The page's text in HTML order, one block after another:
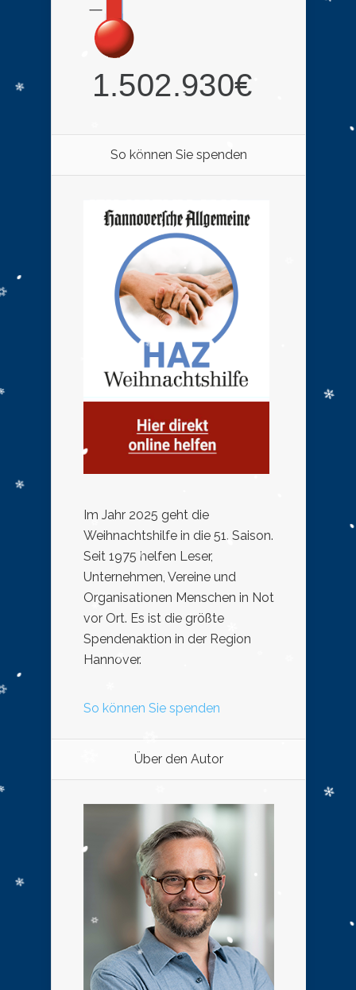
So können Sie spenden
Im Jahr 2025 geht die
Weihnachtshilfe in die 51. Saison.
Seit 1975 helfen Leser,
Unternehmen, Vereine und
Organisationen Menschen in Not
vor Ort. Es ist die größte
Spendenaktion in der Region
Hannover.
So können Sie spenden
Über den Autor